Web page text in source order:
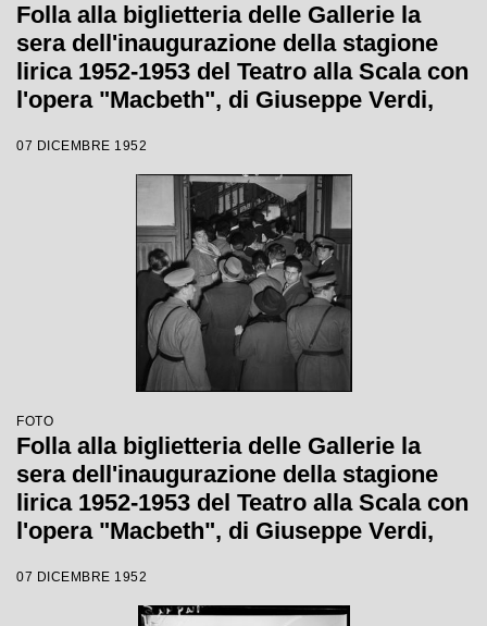
Folla alla biglietteria delle Gallerie la
sera dell'inaugurazione della stagione
lirica 1952-1953 del Teatro alla Scala con
l'opera "Macbeth", di Giuseppe Verdi,
di Carl Ebert
07 DICEMBRE 1952
FOTO
Folla alla biglietteria delle Gallerie la
sera dell'inaugurazione della stagione
lirica 1952-1953 del Teatro alla Scala con
l'opera "Macbeth", di Giuseppe Verdi,
di Carl Ebert
07 DICEMBRE 1952